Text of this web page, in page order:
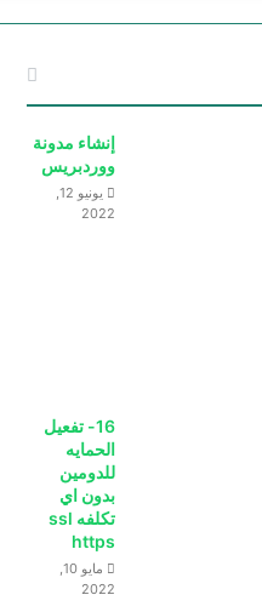
إنشاء مدونة
ووردبريس
يونيو 12,
2022
16- تفعيل
الحمايه
للدومين
بدون اي
تكلفه ssl
https
مايو 10,
2022